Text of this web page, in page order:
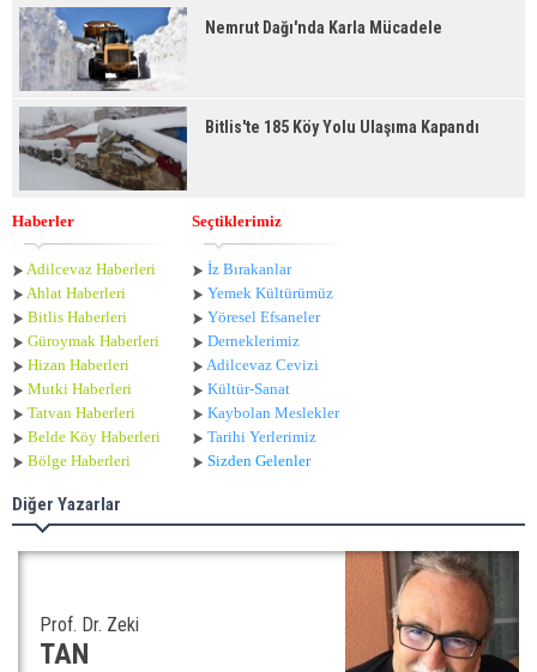
Nemrut Dağı'nda Karla Mücadele
Bitlis'te 185 Köy Yolu Ulaşıma Kapandı
Haberler
Adilcevaz Haberleri
Ahlat Haberleri
Bitlis Haberleri
Güroymak Haberleri
Hizan Haberleri
Mutki Haberleri
Tatvan Haberleri
Belde Köy Haberleri
Bölge Haberleri
Seçtiklerimiz
İz Bırakanlar
Yemek Kültürümüz
Yöresel Efsaneler
Derneklerimiz
Adilcevaz Cevizi
Kültür-Sanat
Kaybolan Meslekler
Tarihi Yerlerimiz
Sizden Gelenler
Diğer Yazarlar
Prof. Dr. Zeki
TAN